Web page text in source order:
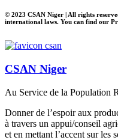
© 2023 CSAN Niger | All rights
international laws. You can find our
CSAN Niger
Au Service de la Population
Donner de l’espoir aux
à travers un appui/conseil
et en mettant l’accent sur les